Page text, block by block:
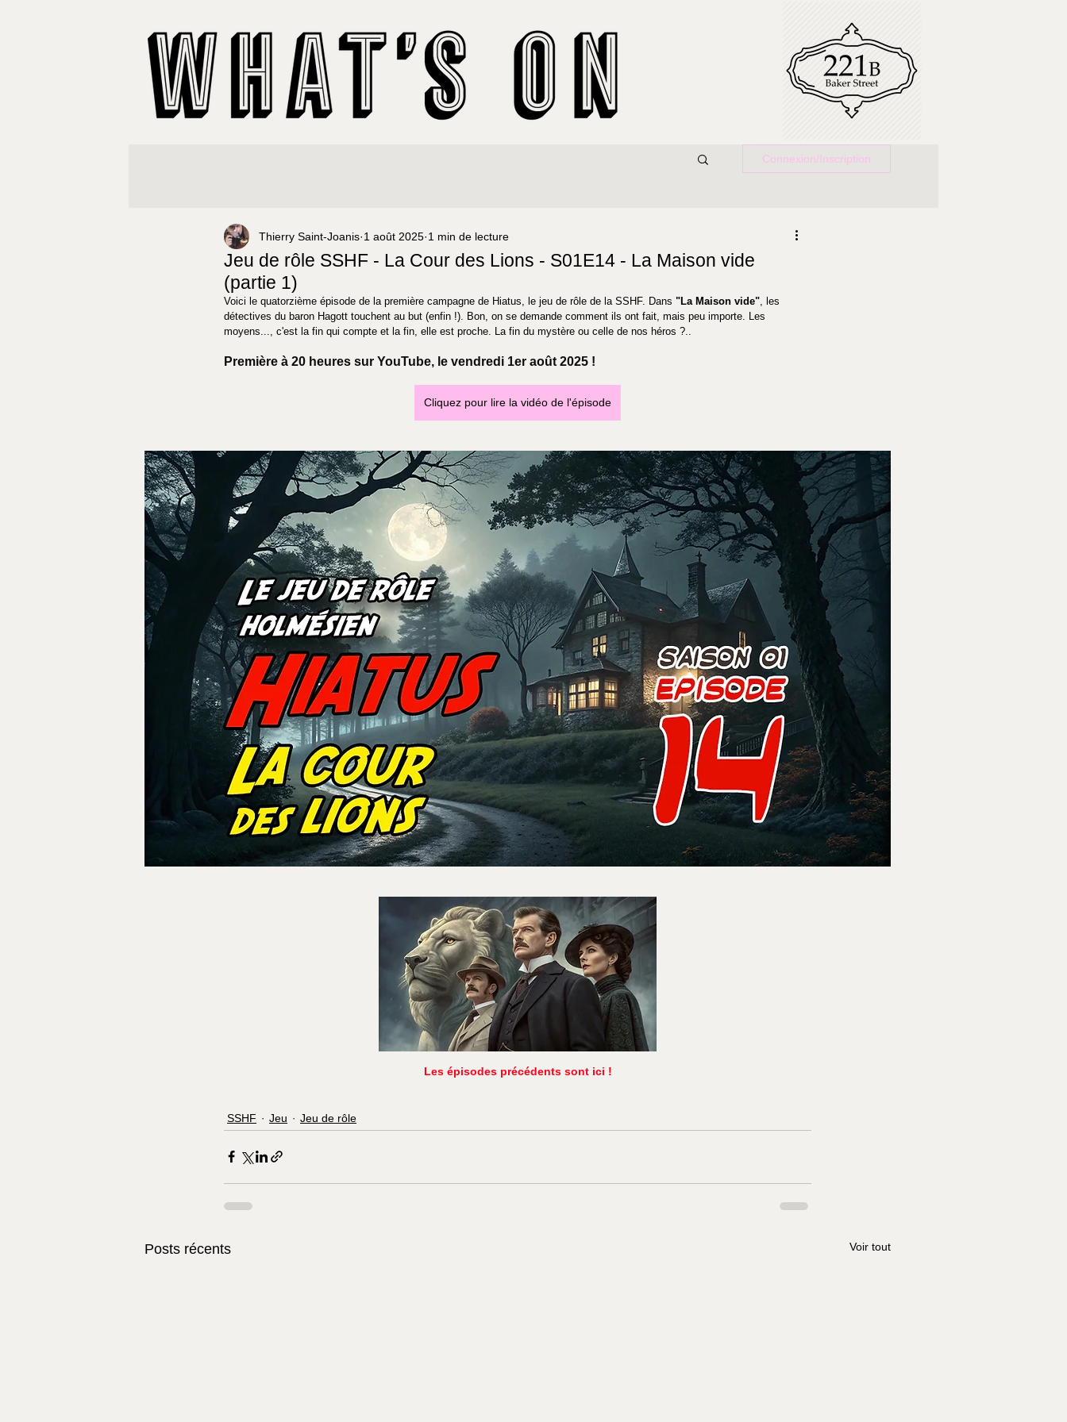
Connexion/Inscription
Jeu de rôle SSHF - La Cour des Lions - S01E14 - La Maison vide
(partie 1)
Thierry Saint-Joanis 1 août 2025 1 min de lecture
Voici le quatorzième épisode de la première campagne de Hiatus, le jeu de rôle de la SSHF. Dans "La Maison vide", les
détectives du baron Hagott touchent au but (enfin !). Bon, on se demande comment ils ont fait, mais peu importe. Les
moyens..., c'est la fin qui compte et la fin, elle est proche. La fin du mystère ou celle de nos héros ?..
Première à 20 heures sur YouTube, le vendredi 1er août 2025 !
Cliquez pour lire la vidéo de l'épisode
Les épisodes précédents sont ici !
SSHF Jeu Jeu de rôle
Posts récents Voir tout